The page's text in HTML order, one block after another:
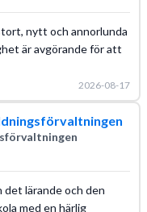
nytt och annorlunda
är avgörande för att
2026-08-17
det lärande och den
med en härlig